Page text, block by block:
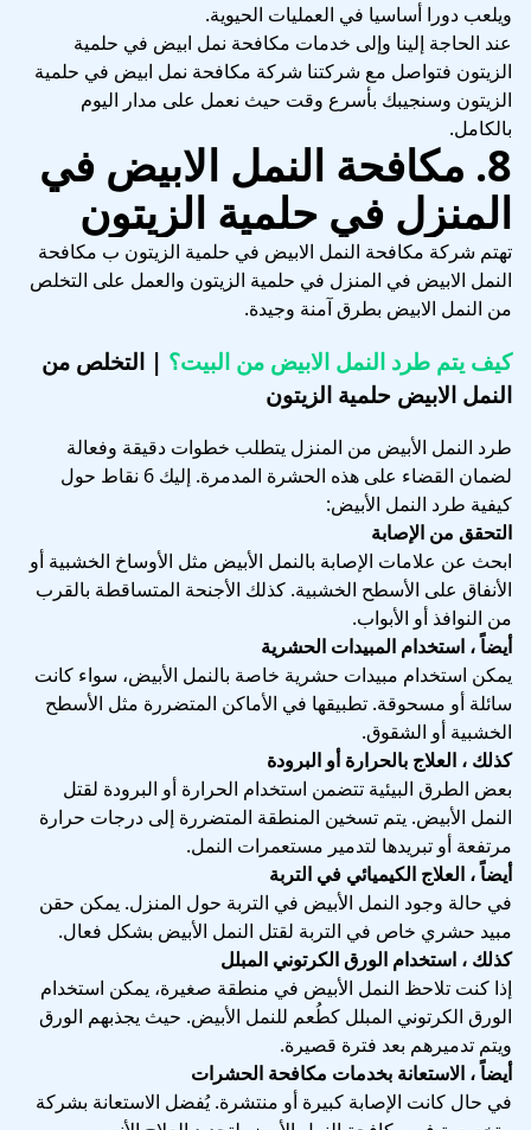
ويلعب دورا أساسيا في العمليات الحيوية.
عند الحاجة إلينا وإلى خدمات مكافحة نمل ابيض في حلمية
الزيتون فتواصل مع شركتنا شركة مكافحة نمل ابيض في حلمية
الزيتون وسنجيبك بأسرع وقت حيث نعمل على مدار اليوم
بالكامل.
8. مكافحة النمل الابيض في
المنزل في حلمية الزيتون
تهتم شركة مكافحة النمل الابيض في حلمية الزيتون ب مكافحة
النمل الابيض في المنزل في حلمية الزيتون والعمل على التخلص
من النمل الابيض بطرق آمنة وجيدة.
كيف يتم طرد النمل الابيض من البيت؟ | التخلص من
النمل الابيض حلمية الزيتون
طرد النمل الأبيض من المنزل يتطلب خطوات دقيقة وفعالة
لضمان القضاء على هذه الحشرة المدمرة. إليك 6 نقاط حول
كيفية طرد النمل الأبيض:
التحقق من الإصابة
ابحث عن علامات الإصابة بالنمل الأبيض مثل الأوساخ الخشبية أو
الأنفاق على الأسطح الخشبية. كذلك الأجنحة المتساقطة بالقرب
من النوافذ أو الأبواب.
أيضاً ، استخدام المبيدات الحشرية
يمكن استخدام مبيدات حشرية خاصة بالنمل الأبيض، سواء كانت
سائلة أو مسحوقة. تطبيقها في الأماكن المتضررة مثل الأسطح
الخشبية أو الشقوق.
كذلك ، العلاج بالحرارة أو البرودة
بعض الطرق البيئية تتضمن استخدام الحرارة أو البرودة لقتل
النمل الأبيض. يتم تسخين المنطقة المتضررة إلى درجات حرارة
مرتفعة أو تبريدها لتدمير مستعمرات النمل.
أيضاً ، العلاج الكيميائي في التربة
في حالة وجود النمل الأبيض في التربة حول المنزل. يمكن حقن
مبيد حشري خاص في التربة لقتل النمل الأبيض بشكل فعال.
كذلك ، استخدام الورق الكرتوني المبلل
إذا كنت تلاحظ النمل الأبيض في منطقة صغيرة، يمكن استخدام
الورق الكرتوني المبلل كطُعم للنمل الأبيض. حيث يجذبهم الورق
ويتم تدميرهم بعد فترة قصيرة.
أيضاً ، الاستعانة بخدمات مكافحة الحشرات
في حال كانت الإصابة كبيرة أو منتشرة. يُفضل الاستعانة بشركة